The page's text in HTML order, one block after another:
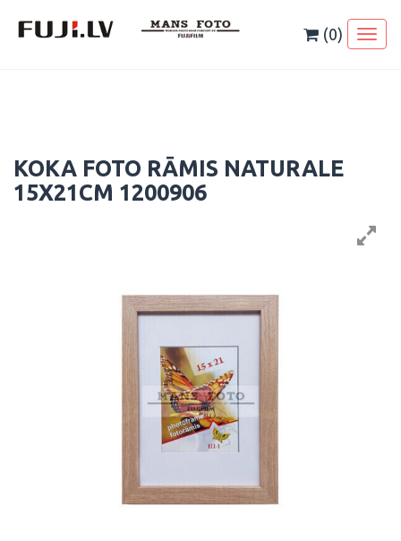
(0)
KOKA FOTO RĀMIS NATURALE
15X21CM 1200906